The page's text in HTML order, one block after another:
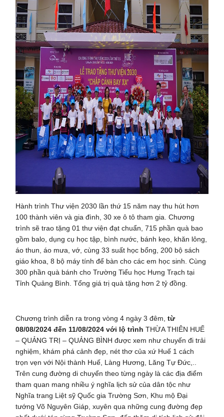
Hành trình Thư viện 2030 lần thứ 15 năm nay thu hút hơn
100 thành viên và gia đình, 30 xe ô tô tham gia. Chương
trình sẽ trao tặng 01 thư viện đạt chuẩn, 715 phần quà bao
gồm balo, dụng cụ học tập, bình nước, bánh kẹo, khăn lông,
áo thun, áo mưa, vớ, cùng 33 suất học bổng, 200 bộ sách
giáo khoa, 8 bộ máy tính để bàn cho các em học sinh. Cùng
300 phần quà bánh cho Trường Tiểu học Hưng Trạch tại
Tỉnh Quảng Bình. Tổng giá trị quà tặng hơn 2 tỷ đồng.
Chương trình diễn ra trong vòng 4 ngày 3 đêm,từ
08/08/2024 đến 11/08/2024 với lộ trìnhTHỪA THIÊN HUẾ
– QUẢNG TRỊ – QUẢNG BÌNH được xem như chuyến đi trải
nghiệm, khám phá cảnh đẹp, nét thơ của xứ Huế 1 cách
trọn vẹn với Nội thành Huế, Làng Hương, Lăng Tự Đức,..
Trên cung đường di chuyển theo từng ngày là các địa điểm
tham quan mang nhiều ý nghĩa lịch sử của dân tộc như
Nghĩa trang Liệt sỹ Quốc gia Trường Sơn, Khu mộ Đại
tướng Võ Nguyên Giáp, xuyên qua những cung đường đẹp